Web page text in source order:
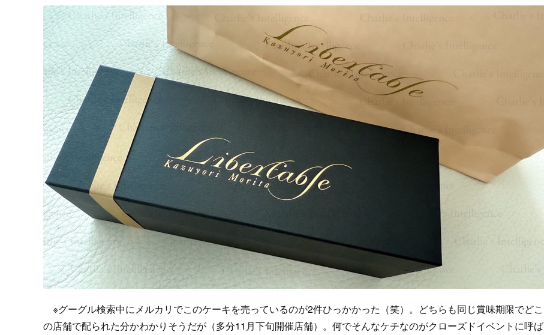
※グーグル検索中にメルカリでこのケーキを売っているのが2件ひっかかった（笑）。どちらも同じ賞味期限でどこ
の店舗で配られた分かわかりそうだが（多分11月下旬開催店舗）。何でそんなケチなのがクローズドイベントに呼ば